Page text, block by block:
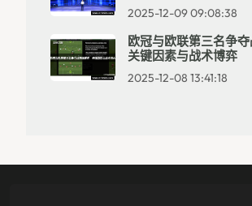
2025-12-09 09:08:38
欧冠与欧联第三名争夺
关键因素与战术博弈
2025-12-08 13:41:18